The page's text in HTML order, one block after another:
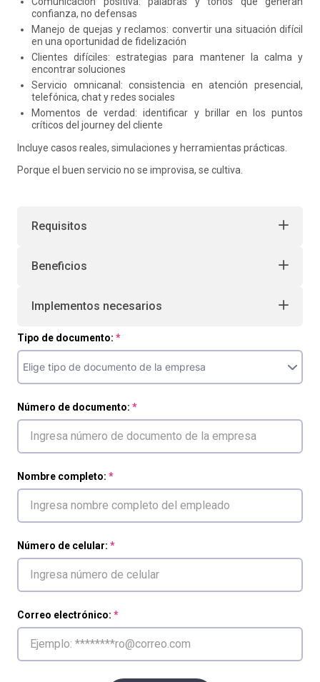
confianza, no defensas
Manejo de quejas y reclamos: convertir una situación difícil
en una oportunidad de fidelización
Clientes difíciles: estrategias para mantener la calma y
encontrar soluciones
Servicio omnicanal: consistencia en atención presencial,
telefónica, chat y redes sociales
Momentos de verdad: identificar y brillar en los puntos
críticos del journey del cliente
Incluye casos reales, simulaciones y herramientas prácticas.
Porque el buen servicio no se improvisa, se cultiva.
Requisitos
Beneficios
Implementos necesarios
Tipo de documento:
Número de documento:
Nombre completo:
Número de celular:
Correo electrónico: